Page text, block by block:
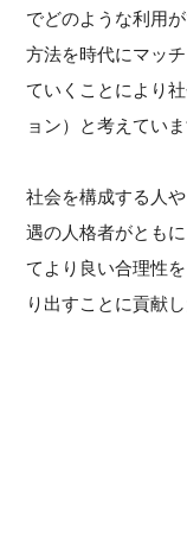
でどのような利用
方法を時代にマッ
ていくことにより
ョン）と考えていま
社会を構成する人
遇の人格者がとも
てより良い合理性
り出すことに貢献